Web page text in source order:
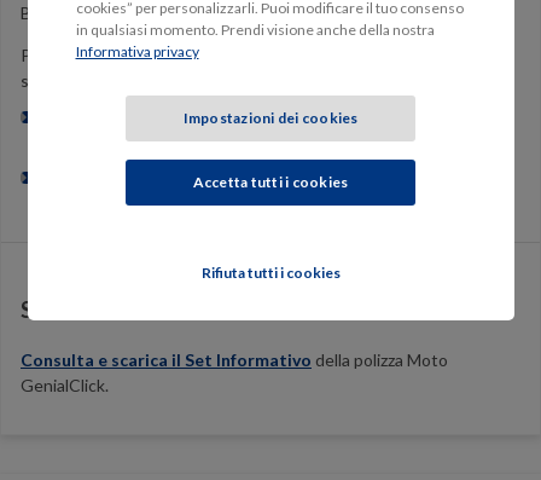
Bonus protetto operante.
Per poter scegliere questa condizione particolare occorre che
sussistano le seguenti caratteristiche:
il contratto in corso deve già essere assegnato alla classe 11 o
classe inferiore;
non devono essersi verificati sinistri nei 5 anni precedenti.
Set Informativo Polizza Moto GenialClick
Consulta e scarica il Set Informativo della polizza Moto
GenialClick.
cookies” per personalizzarli. Puoi modificare il tuo consenso
in qualsiasi momento. Prendi visione anche della nostra
Informativa privacy
Rifiuta tutti i cookies
Impostazioni dei cookies
Accetta tutti i cookies